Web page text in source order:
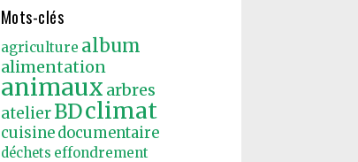
Mots-clés
agriculture album
alimentation
animaux arbres
atelier BDclimat
cuisine documentaire
déchets effondrement